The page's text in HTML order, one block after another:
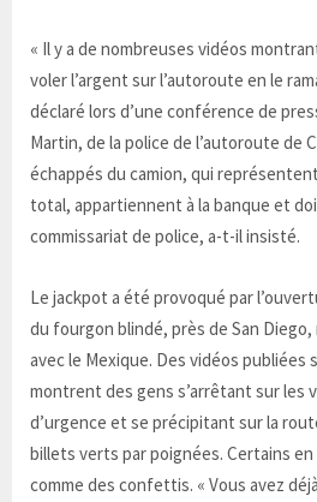
« Il y a de nombreuses vidéos
voler l’argent sur l’autoroute en le
déclaré lors d’une conférence de
Martin, de la police de l’autoroute de
échappés du camion, qui
total, appartiennent à la banque et
commissariat de police, a-t-il insisté.
Le jackpot a été provoqué par
du fourgon blindé, près de San
avec le Mexique. Des vidéos publiées
montrent des gens s’arrêtant sur les
d’urgence et se précipitant sur la
billets​ verts par poignées. Certains en
comme des confettis. « Vous avez